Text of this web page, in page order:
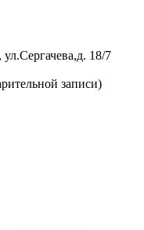
18/7
записи)